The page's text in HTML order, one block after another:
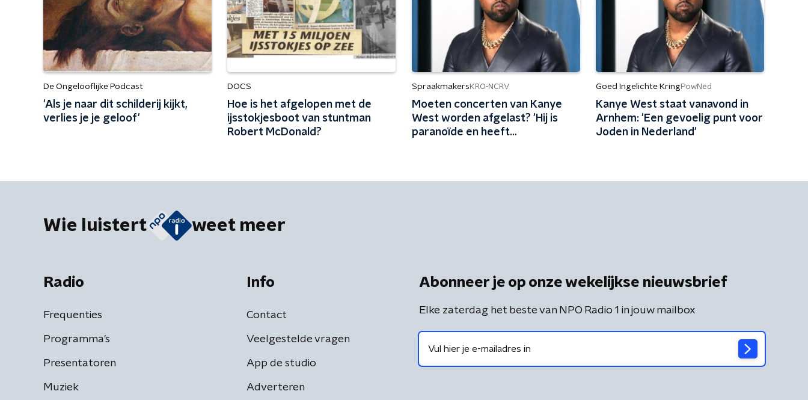
De Ongelooflijke Podcast
'Als je naar dit schilderij kijkt,
verlies je je geloof'
DOCS
Hoe is het afgelopen met de
ijsstokjesboot van stuntman
Robert McDonald?
Spraakmakers KRO-NCRV
Moeten concerten van Kanye
West worden afgelast? 'Hij is
paranoïde en heeft
Goed Ingelichte KringPowNed
Kanye West staat vanavond in
Arnhem: 'Een gevoelig punt voor
Joden in Nederland'
Wie luistert weet meer
Radio
Frequenties
Programma's
Presentatoren
Muziek
Info
Contact
Veelgestelde vragen
App de studio
Adverteren
Abonneer je op onze wekelijkse nieuwsbrief
Elke zaterdag het beste van NPO Radio 1 in jouw mailbox